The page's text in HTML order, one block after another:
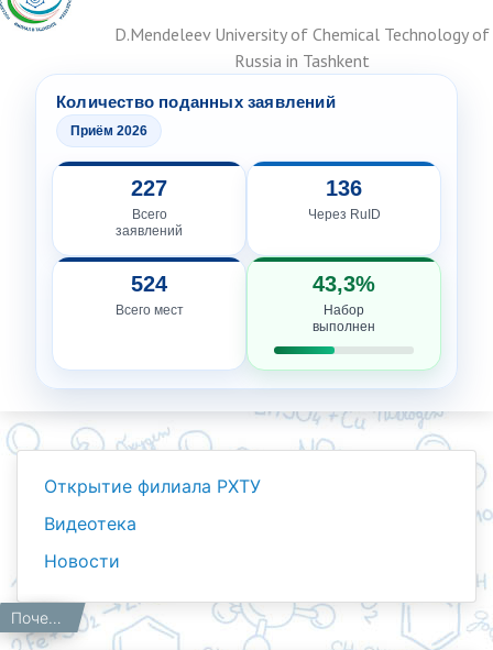
D.Mendeleev University of Chemical Technology of
Russia in Tashkent
Количество поданных заявлений
Приём 2026
227
Всего
заявлений
136
Через RuID
524
Всего мест
43,3%
Набор
выполнен
Открытие филиала РХТУ
Видеотека
Новости
Главная
Работникам
НовостиПочему именно Передовая инженерная школа?